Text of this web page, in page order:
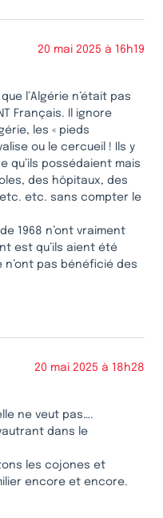
20 mai 2025 à 16h19
l’Algérie n’était pas
Français. Il ignore
les « pieds
ou le cercueil ! Ils y
qu’ils possédaient mais
des hôpitaux, des
etc. sans compter le
1968 n’ont vraiment
est qu’ils aient été
n’ont pas bénéficié des
20 mai 2025 à 18h28
ne veut pas….
dans le
les cojones et
encore et encore.